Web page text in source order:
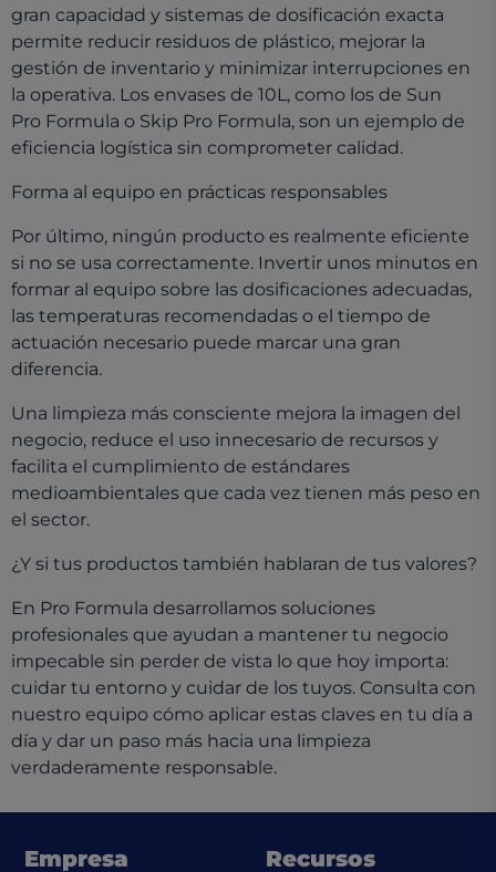
gran capacidad y sistemas de dosificación exacta
permite reducir residuos de plástico, mejorar la
gestión de inventario y minimizar interrupciones en
la operativa. Los envases de 10L, como los de Sun
Pro Formula o Skip Pro Formula, son un ejemplo de
eficiencia logística sin comprometer calidad.
Forma al equipo en prácticas responsables
Por último, ningún producto es realmente eficiente
si no se usa correctamente. Invertir unos minutos en
formar al equipo sobre las dosificaciones adecuadas,
las temperaturas recomendadas o el tiempo de
actuación necesario puede marcar una gran
diferencia.
Una limpieza más consciente mejora la imagen del
negocio, reduce el uso innecesario de recursos y
facilita el cumplimiento de estándares
medioambientales que cada vez tienen más peso en
el sector.
¿Y si tus productos también hablaran de tus valores?
En Pro Formula desarrollamos soluciones
profesionales que ayudan a mantener tu negocio
impecable sin perder de vista lo que hoy importa:
cuidar tu entorno y cuidar de los tuyos. Consulta con
nuestro equipo cómo aplicar estas claves en tu día a
día y dar un paso más hacia una limpieza
verdaderamente responsable.
Empresa Recursos